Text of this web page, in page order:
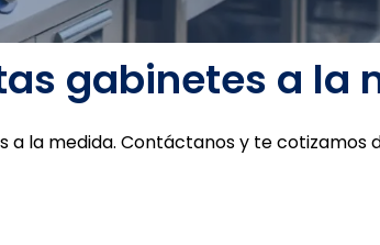
gabinetes a la
a la medida. Contáctanos y te cotizamos